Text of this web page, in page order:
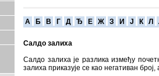
A Б В Г Д Ђ Е Ж З И Ј К Л
Салдо залиха
Салдо залиха је разлика између
залиха приказује се као негативан